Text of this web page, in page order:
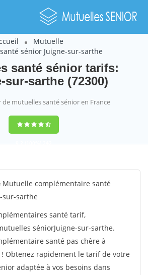
Mutuelle
sénior Juigne-sur-sarthe
santé sénior tarifs:
sur-sarthe (72300)
mutuelles santé sénior en France
9,2(100%)242
Mutuelle complémentaire santé
sur-sarthe
santé tarif,
séniorJuigne-sur-sarthe.
santé pas chère à
Obtenez rapidement le tarif de votre
adaptée à vos besoins dans